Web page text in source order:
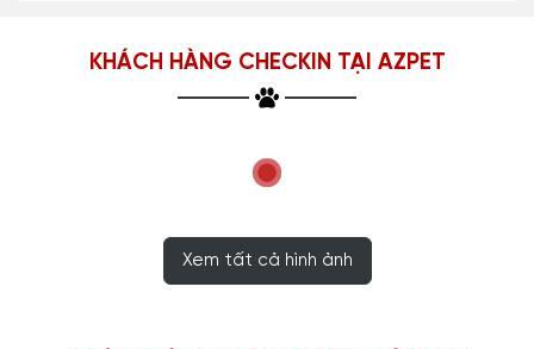
KHÁCH HÀNG CHECKIN TẠI AZPET
Xem tất cả hình ảnh